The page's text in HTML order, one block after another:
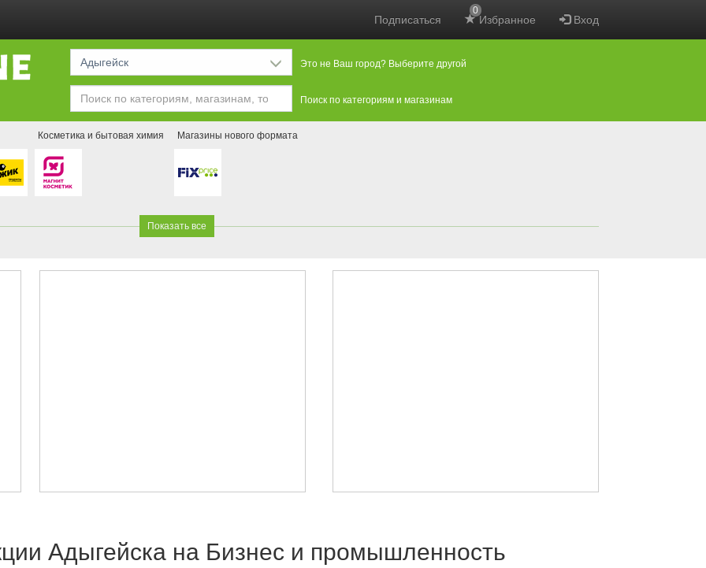
Подписаться Избранное
0
Вход
Адыгейск Это не Ваш город? Выберите другой
Поиск по категориям и магазинам
Косметика и бытовая химия Магазины нового формата
Показать все
Адыгейска на Бизнес и промышленность